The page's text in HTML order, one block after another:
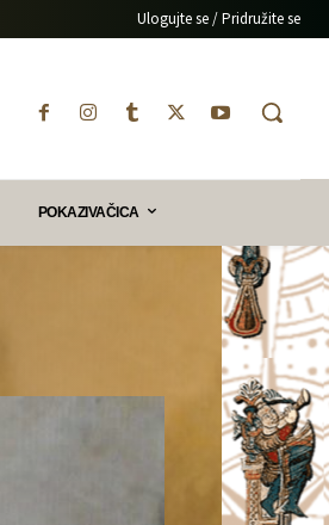
Ulogujte se / Pridružite se
POKAZIVAČICA